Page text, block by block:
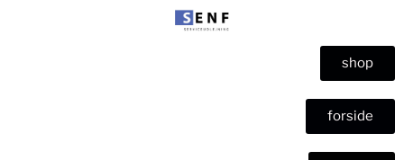
shop
forside